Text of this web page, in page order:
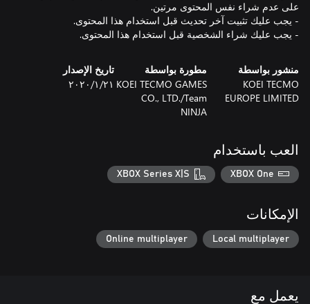
- يجب عليك شراء الشخصية قبل استخدام هذا المحتوى.
منشور بواسطة
KOEI TECMO
EUROPE LIMITED
مطورة بواسطة
KOEI TECMO GAMES
CO., LTD./Team
NINJA
تاريخ الإصدار
٢١‏/١‏/٢٠٢٠
العب باستخدام
XBOX One
XBOX Series X|S
الإمكانات
Local multiplayer
Online multiplayer
يعمل مع